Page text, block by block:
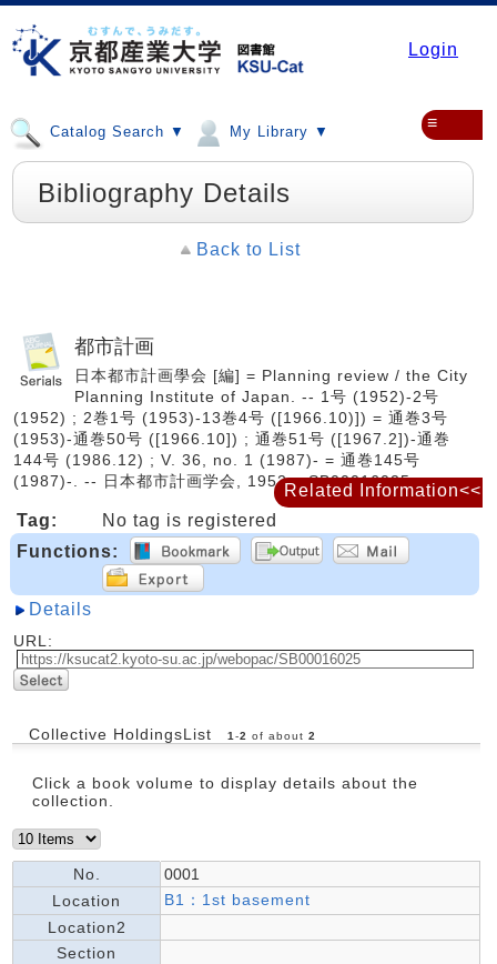
Login
Catalog Search ▼ My Library ▼ ≡
Bibliography Details
Back to List
都市計画
日本都市計画學会 [編] = Planning review / the City
Planning Institute of Japan. -- 1号 (1952)-2号
(1952) ; 2巻1号 (1953)-13巻4号 ([1966.10)]) = 通巻3号
(1953)-通巻50号 ([1966.10]) ; 通巻51号 ([1967.2])-通巻
144号 (1986.12) ; V. 36, no. 1 (1987)- = 通巻145号
(1987)-. -- 日本都市計画学会, 1952. <SB00016025>
Tag:
No tag is registered
Functions:
Details
URL:
Collective HoldingsList 1 -2 of about 2
Click a book volume to display details about the
collection.
No.
0001
Location
B1：1st basement
Location2
Section
Related Information<<